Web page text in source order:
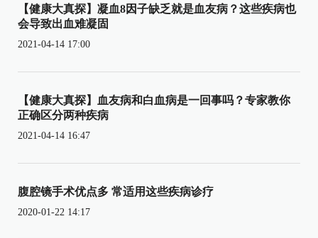
【健康大真探】凝血8因子缺乏就是血友病？这些疾病也
会导致出血难凝固
2021-04-14 17:00
【健康大真探】血友病和白血病是一回事吗？专家教你
正确区分两种疾病
2021-04-14 16:47
腹腔镜手术优点多 常适用这些疾病诊疗
2020-01-22 14:17